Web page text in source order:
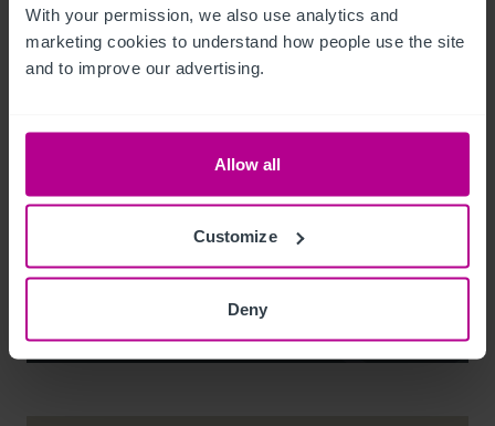
With your permission, we also use analytics and
marketing cookies to understand how people use the site
and to improve our advertising.
Allow all
Customize
Deny
Noel Moffitt
Senior Director - Corporate Pubs and Restaurants
+44 7713 061 594
noel.moffitt@christie.com
Contacto